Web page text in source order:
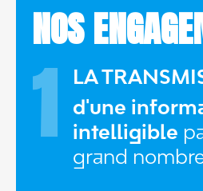
NOS
1
LA
d'une
intelligible
grand